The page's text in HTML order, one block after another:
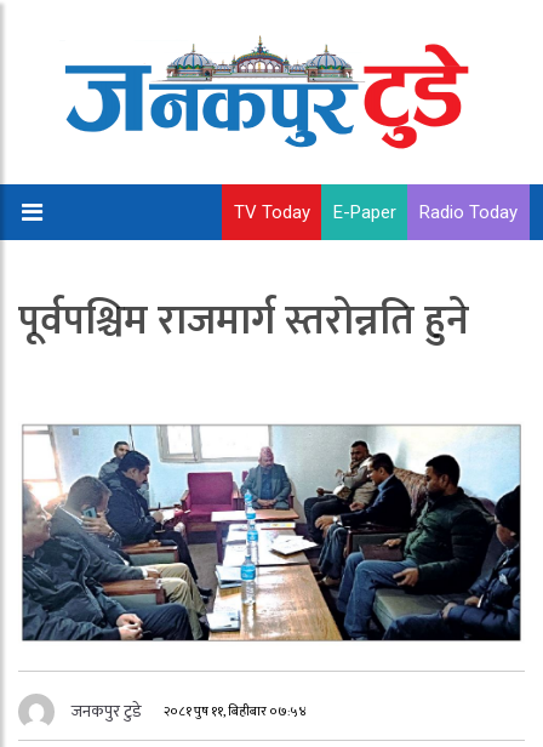
TV Today E-Paper Radio Today
पूर्वपश्चिम राजमार्ग स्तरोन्नति हुने
जनकपुर टुडे २०८१ पुष ११, बिहीबार ०७:५४